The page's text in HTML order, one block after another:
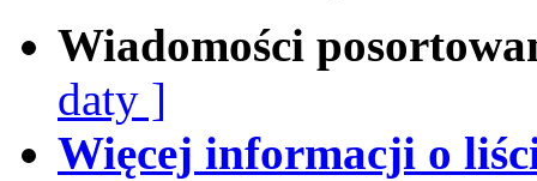
Wiadomości
daty ]
Więcej informacji o